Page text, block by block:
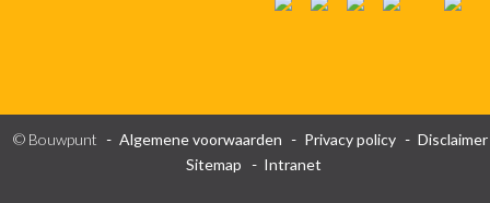
© Bouwpunt Algemene voorwaarden Privacy policy
Disclaimer
Sitemap
Intranet